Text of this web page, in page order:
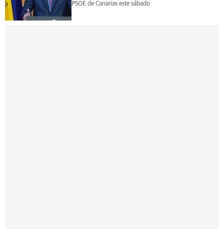
PSOE de Canarias este sábado